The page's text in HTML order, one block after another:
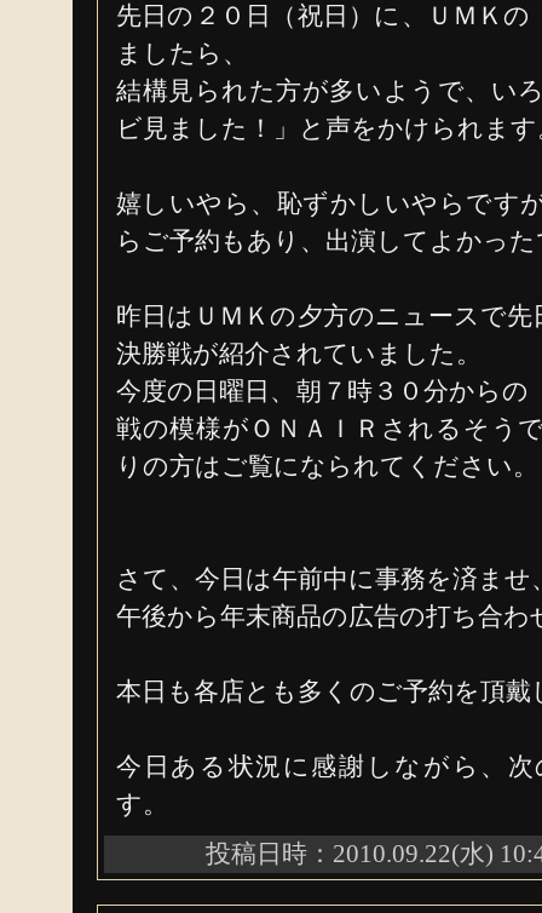
先日の２０日（祝日）に、ＵＭＫ
ましたら、
結構見られた方が多いようで、い
ビ見ました！」と声をかけられます
嬉しいやら、恥ずかしいやらです
らご予約もあり、出演してよかっ
昨日はＵＭＫの夕方のニュースで
決勝戦が紹介されていました。
今度の日曜日、朝７時３０分から
戦の模様がＯＮＡＩＲされるそう
りの方はご覧になられてください。
さて、今日は午前中に事務を済ませ
午後から年末商品の広告の打ち合わ
本日も各店とも多くのご予約を頂戴
今日ある状況に感謝しながら、
す。
投稿日時：2010.09.22(水)